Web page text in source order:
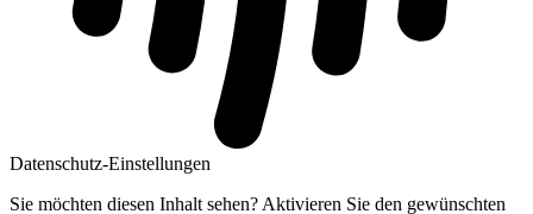
Datenschutz-Einstellungen
Sie möchten diesen Inhalt sehen? Aktivieren Sie den gewünschten